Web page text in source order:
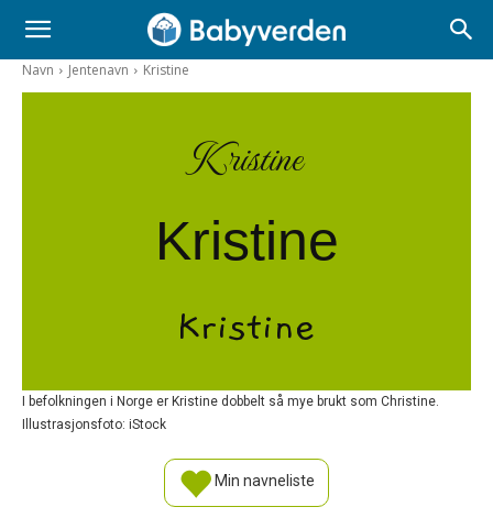
Navn Jentenavn Kristine
Kristine
Kristine
Kristine
I befolkningen i Norge er Kristine dobbelt så mye brukt som Christine.
Illustrasjonsfoto: iStock
Min navneliste